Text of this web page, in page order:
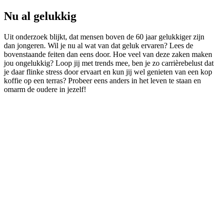
Nu al gelukkig
Uit onderzoek blijkt, dat mensen boven de 60 jaar gelukkiger zijn
dan jongeren. Wil je nu al wat van dat geluk ervaren? Lees de
bovenstaande feiten dan eens door. Hoe veel van deze zaken maken
jou ongelukkig? Loop jij met trends mee, ben je zo carrièrebelust dat
je daar flinke stress door ervaart en kun jij wel genieten van een kop
koffie op een terras? Probeer eens anders in het leven te staan en
omarm de oudere in jezelf!